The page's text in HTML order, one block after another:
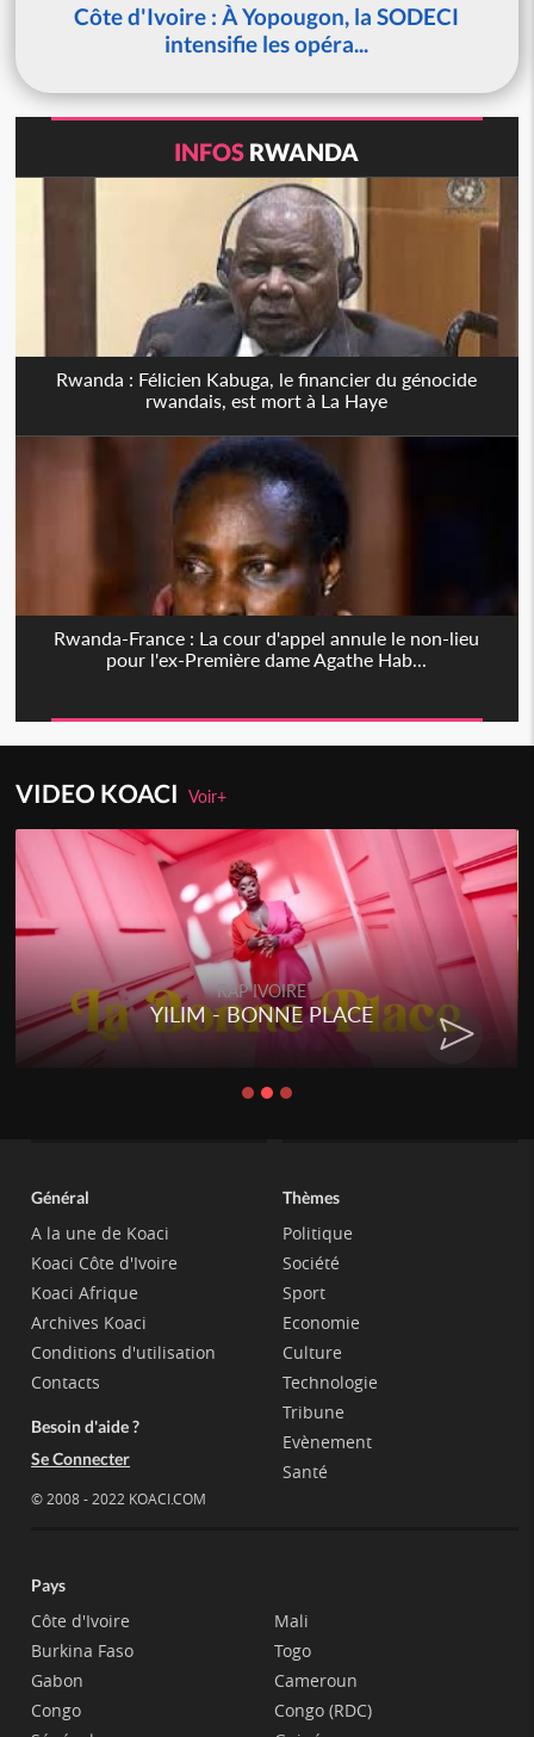
Côte d'Ivoire : À Yopougon, la SODECI
intensifie les opéra...
INFOS RWANDA
Rwanda : Félicien Kabuga, le financier du génocide
rwandais, est mort à La Haye
Rwanda-France : La cour d'appel annule le non-lieu
pour l'ex-Première dame Agathe Hab...
VIDEO KOACIVoir+
RAP IVOIRE
YILIM - BONNE PLACE
Général
A la une de Koaci
Koaci Côte d'Ivoire
Koaci Afrique
Archives Koaci
Conditions d'utilisation
Contacts
Besoin d'aide ?
Se Connecter
© 2008 - 2022 KOACI.COM
Thèmes
Politique
Société
Sport
Economie
Culture
Technologie
Tribune
Evènement
Santé
Pays
Côte d'Ivoire
Burkina Faso
Gabon
Congo
Mali
Togo
Cameroun
Congo (RDC)